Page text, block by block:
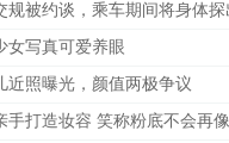
规被约谈，乘车期间将身体
女写真可爱养眼
近照曝光，颜值两极争议
手打造妆容 笑称粉底不会再